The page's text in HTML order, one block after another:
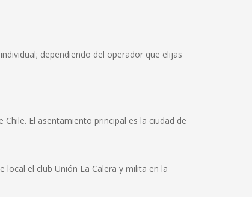
dependiendo del operador que elijas
El asentamiento principal es la ciudad de
local el club Unión La Calera y milita en la